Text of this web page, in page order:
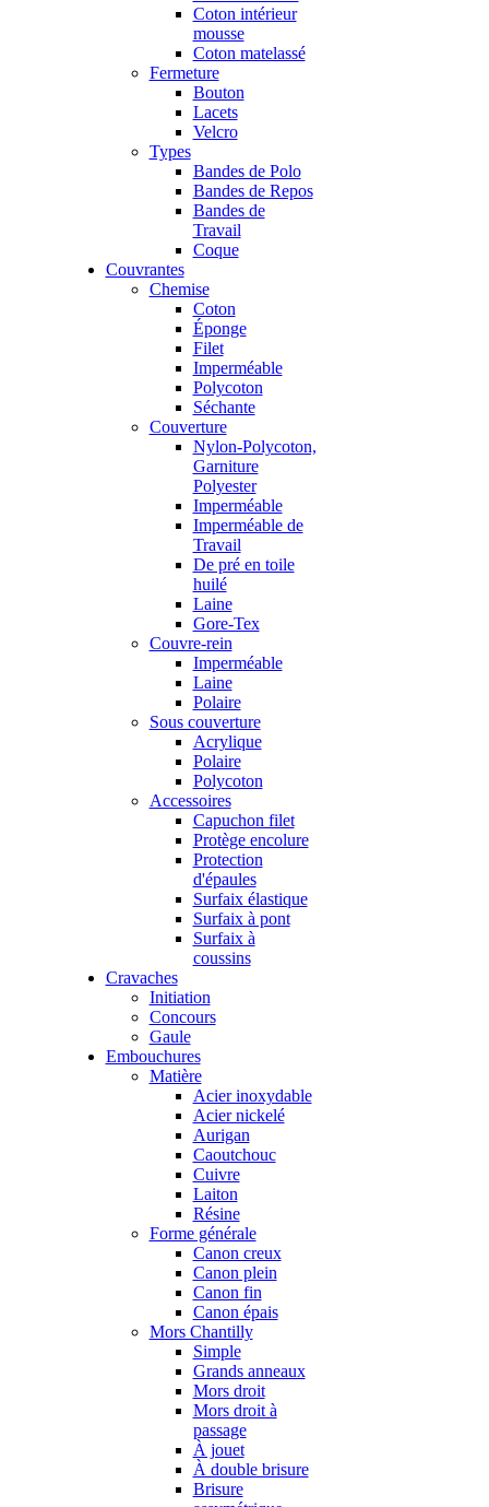
Coton intérieur
mousse
Coton matelassé
Fermeture
Bouton
Lacets
Velcro
Types
Bandes de Polo
Bandes de Repos
Bandes de
Travail
Coque
Couvrantes
Chemise
Coton
Éponge
Filet
Imperméable
Polycoton
Séchante
Couverture
Nylon-Polycoton,
Garniture
Polyester
Imperméable
Imperméable de
Travail
De pré en toile
huilé
Laine
Gore-Tex
Couvre-rein
Imperméable
Laine
Polaire
Sous couverture
Acrylique
Polaire
Polycoton
Accessoires
Capuchon filet
Protège encolure
Protection
d'épaules
Surfaix élastique
Surfaix à pont
Surfaix à
coussins
Cravaches
Initiation
Concours
Gaule
Embouchures
Matière
Acier inoxydable
Acier nickelé
Aurigan
Caoutchouc
Cuivre
Laiton
Résine
Forme générale
Canon creux
Canon plein
Canon fin
Canon épais
Mors Chantilly
Simple
Grands anneaux
Mors droit
Mors droit à
passage
À jouet
À double brisure
Brisure